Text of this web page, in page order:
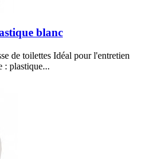
blanc
de toilettes Idéal pour l'entretien
: plastique...